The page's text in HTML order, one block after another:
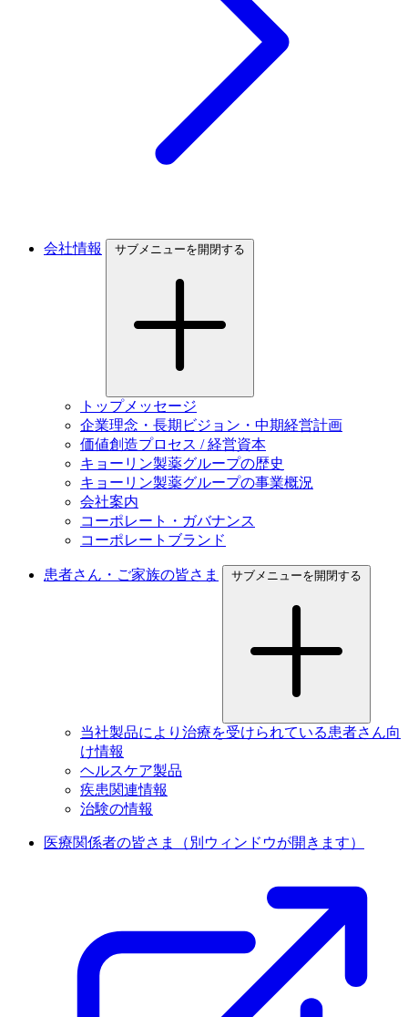
会社情報 サブメニューを開閉する
トップメッセージ
企業理念・長期ビジョン・中期経営計画
価値創造プロセス / 経営資本
キョーリン製薬グループの歴史
キョーリン製薬グループの事業概況
会社案内
コーポレート・ガバナンス
コーポレートブランド
患者さん・ご家族の皆さま サブメニューを開閉する
当社製品により治療を受けられている患者さん向
け情報
ヘルスケア製品
疾患関連情報
治験の情報
医療関係者の皆さま （別ウィンドウが開きます）